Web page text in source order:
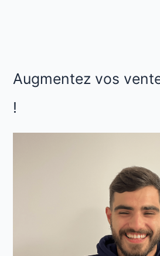
Augmentez vos
!